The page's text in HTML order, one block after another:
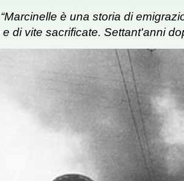
è una storia di
di vite sacrificate. Settant'anni